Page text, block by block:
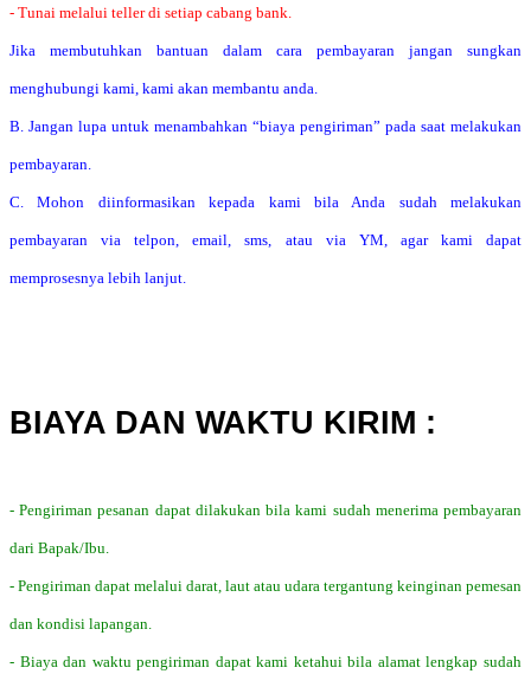
- Tunai melalui teller di setiap cabang bank.
Jika membutuhkan bantuan dalam cara pembayaran jangan sungkan
menghubungi kami, kami akan membantu anda.
B. Jangan lupa untuk menambahkan “biaya pengiriman” pada saat melakukan
pembayaran.
C. Mohon diinformasikan kepada kami bila Anda sudah melakukan
pembayaran via telpon, email, sms, atau via YM, agar kami dapat
memprosesnya lebih lanjut.
BIAYA DAN WAKTU KIRIM :
- Pengiriman pesanan dapat dilakukan bila kami sudah menerima pembayaran
dari Bapak/Ibu.
- Pengiriman dapat melalui darat, laut atau udara tergantung keinginan pemesan
dan kondisi lapangan.
- Biaya dan waktu pengiriman dapat kami ketahui bila alamat lengkap sudah